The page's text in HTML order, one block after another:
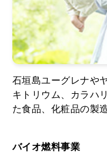
石垣島ユーグレナや
キトリウム、カラハ
た食品、化粧品の製
バイオ燃料事業